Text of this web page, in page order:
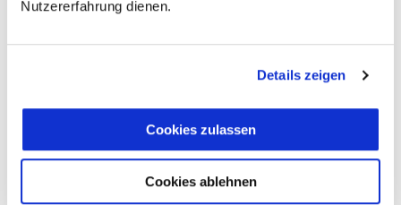
Nutzererfahrung dienen.
Details zeigen
Cookies zulassen
Cookies ablehnen
Fragen zur Buchung?
+49 (0)711 - 6583 80 80
Griechenland: Kretas ursprünglicher Osten,